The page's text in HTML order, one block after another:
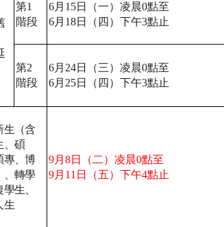
第1
階段
6月 15日（一）凌晨0點至
6月 18日（四）下午3點止
第2
階段
6月 24日（三）凌晨0點至
6月 25日（四）下午3點止
生（含
、碩
專、博
、轉學
生、
生
9月 8日（二）凌晨0點至
9月 11 日（五）下午4點止